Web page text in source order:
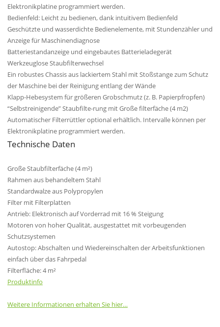
Elektronikplatine programmiert werden.
Bedienfeld: Leicht zu bedienen, dank intuitivem Bedienfeld
Geschützte und wasserdichte Bedienelemente, mit Stundenzähler und
Anzeige für Maschinendiagnose
Batteriestandanzeige und eingebautes Batterieladegerät
Werkzeuglose Staubfilterwechsel
Ein robustes Chassis aus lackiertem Stahl mit Stoßstange zum Schutz
der Maschine bei der Reinigung entlang der Wände
Klapp-Hebesystem für größeren Grobschmutz (z. B. Papierpfropfen)
“Selbstreinigende” Staubfilte-rung mit Große filterfäche (4 m2)
Automatischer Filterrüttler optional erhältlich. Intervalle können per
Elektronikplatine programmiert werden.
Technische Daten
Große Staubfilterfäche (4 m²)
Rahmen aus behandeltem Stahl
Standardwalze aus Polypropylen
Filter mit Filterplatten
Antrieb: Elektronisch auf Vorderrad mit 16 % Steigung
Motoren von hoher Qualität, ausgestattet mit vorbeugenden
Schutzsystemen
Autostop: Abschalten und Wiedereinschalten der Arbeitsfunktionen
einfach über das Fahrpedal
Filterfläche: 4 m²
Produktinfo
Weitere Informationen erhalten Sie hier…